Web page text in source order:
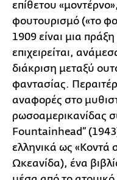
επίθετου
φουτουρισμό («το
1909 είναι μια
επιχειρείται,
διάκριση μεταξύ
φαντασίας.
αναφορές στο
ρωσοαμερικανίδας
Fountainhead”
ελληνικά ως «Κοντά
Ωκεανίδα), ένα